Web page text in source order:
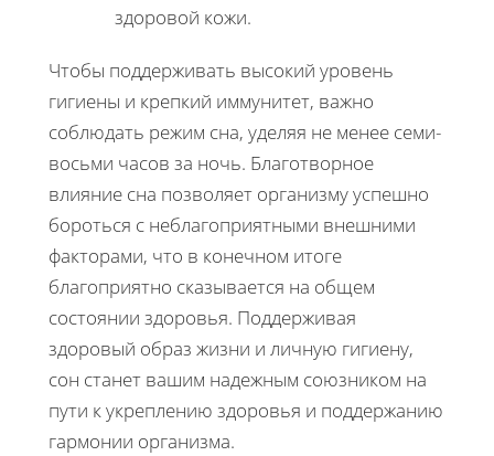
здоровой кожи.
Чтобы поддерживать высокий уровень
гигиены и крепкий иммунитет, важно
соблюдать режим сна, уделяя не менее семи-
восьми часов за ночь. Благотворное
влияние сна позволяет организму успешно
бороться с неблагоприятными внешними
факторами, что в конечном итоге
благоприятно сказывается на общем
состоянии здоровья. Поддерживая
здоровый образ жизни и личную гигиену,
сон станет вашим надежным союзником на
пути к укреплению здоровья и поддержанию
гармонии организма.